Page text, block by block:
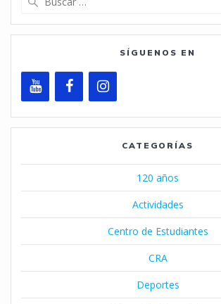
SÍGUENOS EN
CATEGORÍAS
120 años
Actividades
Centro de Estudiantes
CRA
Deportes